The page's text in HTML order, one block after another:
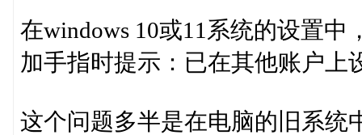
在windows 10或11系统的设置
加手指时提示：已在其他账户上
这个问题多半是在电脑的旧系统